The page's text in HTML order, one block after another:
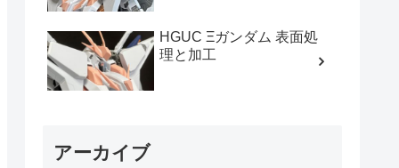
HGUC Ξガンダム 表面処
理と加工
アーカイブ